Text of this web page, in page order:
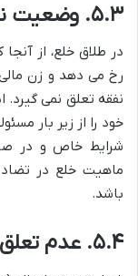
۵.۳. وضعیت نفقه در طلاق خلع
در طلاق خلع، از
رخ می دهد و زن مالی
نفقه تعلق نمی
خود را از زیر بار
شرایط خاص و در
ماهیت خلع در
باشد.
۵.۴. عدم تعلق نصف دارایی در طلاق خلع